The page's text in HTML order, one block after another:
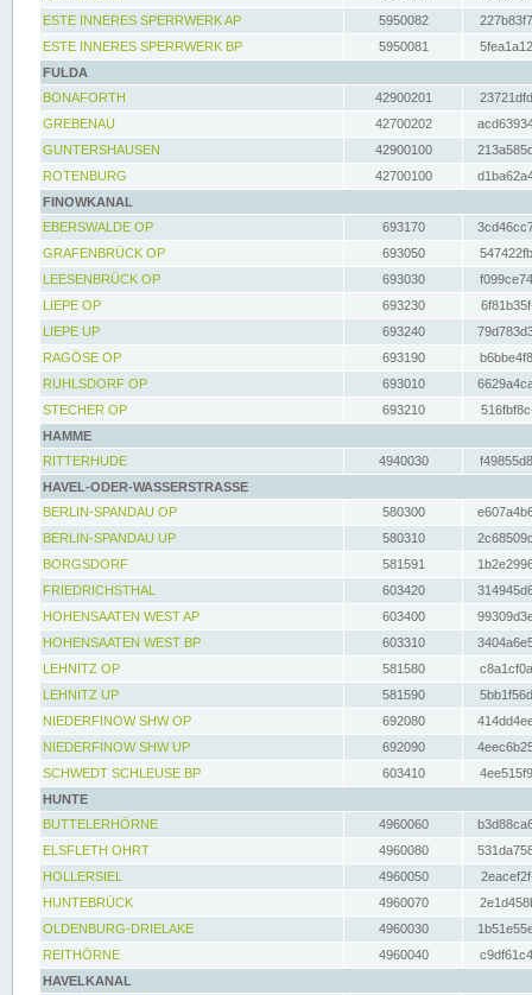
ESTE INNERES SPERRWERK AP
5950082
ESTE INNERES SPERRWERK BP
5950081
FULDA
BONAFORTH
42900201
GREBENAU
42700202
GUNTERSHAUSEN
42900100
ROTENBURG
42700100
FINOWKANAL
EBERSWALDE OP
693170
GRAFENBRÜCK OP
693050
LEESENBRÜCK OP
693030
LIEPE OP
693230
LIEPE UP
693240
RAGÖSE OP
693190
RUHLSDORF OP
693010
STECHER OP
693210
HAMME
RITTERHUDE
4940030
HAVEL-ODER-WASSERSTRASSE
BERLIN-SPANDAU OP
580300
BERLIN-SPANDAU UP
580310
BORGSDORF
581591
FRIEDRICHSTHAL
603420
HOHENSAATEN WEST AP
603400
HOHENSAATEN WEST BP
603310
LEHNITZ OP
581580
LEHNITZ UP
581590
NIEDERFINOW SHW OP
692080
NIEDERFINOW SHW UP
692090
SCHWEDT SCHLEUSE BP
603410
HUNTE
BUTTELERHÖRNE
4960060
ELSFLETH OHRT
4960080
HOLLERSIEL
4960050
HUNTEBRÜCK
4960070
OLDENBURG-DRIELAKE
4960030
REITHÖRNE
4960040
HAVELKANAL